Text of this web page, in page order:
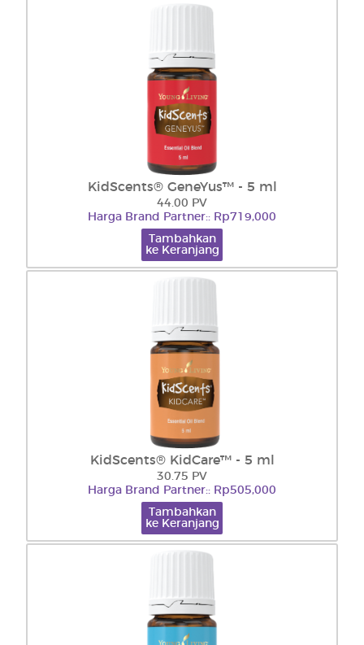
KidScents® GeneYus™ - 5 ml
44.00 PV
Harga Brand Partner:: Rp719,000
Tambahkan
ke Keranjang
KidScents® KidCare™ - 5 ml
30.75 PV
Harga Brand Partner:: Rp505,000
Tambahkan
ke Keranjang